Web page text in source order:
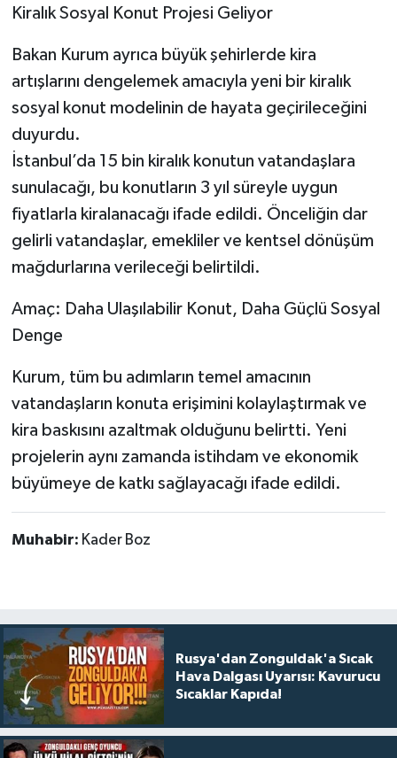
Kiralık Sosyal Konut Projesi Geliyor
Bakan Kurum ayrıca büyük şehirlerde kira
artışlarını dengelemek amacıyla yeni bir kiralık
sosyal konut modelinin de hayata geçirileceğini
duyurdu.
İstanbul’da 15 bin kiralık konutun vatandaşlara
sunulacağı, bu konutların 3 yıl süreyle uygun
fiyatlarla kiralanacağı ifade edildi. Önceliğin dar
gelirli vatandaşlar, emekliler ve kentsel dönüşüm
mağdurlarına verileceği belirtildi.
Amaç: Daha Ulaşılabilir Konut, Daha Güçlü Sosyal
Denge
Kurum, tüm bu adımların temel amacının
vatandaşların konuta erişimini kolaylaştırmak ve
kira baskısını azaltmak olduğunu belirtti. Yeni
projelerin aynı zamanda istihdam ve ekonomik
büyümeye de katkı sağlayacağı ifade edildi.
Muhabir: Kader Boz
Rusya'dan Zonguldak'a Sıcak
Hava Dalgası Uyarısı: Kavurucu
Sıcaklar Kapıda!